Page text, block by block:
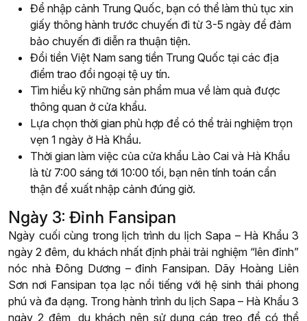
Để nhập cảnh Trung Quốc, bạn có thể làm thủ tục xin
giấy thông hành trước chuyến đi từ 3-5 ngày để đảm
bảo chuyến đi diễn ra thuận tiện.
Đổi tiền Việt Nam sang tiền Trung Quốc tại các địa
điểm trao đổi ngoại tệ uy tín.
Tìm hiểu kỹ những sản phẩm mua về làm quà được
thông quan ở cửa khẩu.
Lựa chọn thời gian phù hợp để có thể trải nghiệm trọn
vẹn 1 ngày ở Hà Khẩu.
Thời gian làm việc của cửa khẩu Lào Cai và Hà Khẩu
là từ 7:00 sáng tới 10:00 tối, bạn nên tính toán cẩn
thận để xuất nhập cảnh đúng giờ.
Ngày 3: Đỉnh Fansipan
Ngày cuối cùng trong lịch trình du lịch Sapa – Hà Khẩu 3
ngày 2 đêm, du khách nhất định phải trải nghiệm “lên đỉnh”
nóc nhà Đông Dương – đỉnh Fansipan. Dãy Hoàng Liên
Sơn nơi Fansipan tọa lạc nổi tiếng với hệ sinh thái phong
phú và đa dạng. Trong hành trình du lịch Sapa – Hà Khẩu 3
ngày 2 đêm, du khách nên sử dụng cáp treo để có thể